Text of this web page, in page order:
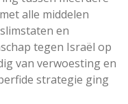
alle middelen
en
tegen Israël op
van verwoesting en
strategie ging